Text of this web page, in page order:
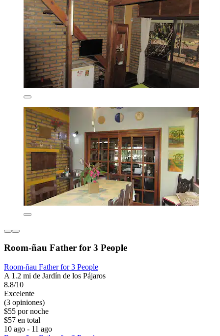
Room-ñau Father for 3 People
Room-ñau Father for 3 People
A 1.2 mi de Jardín de los Pájaros
8.8/10
Excelente
(3 opiniones)
$55 por noche
$57 en total
10 ago - 11 ago